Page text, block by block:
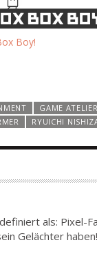
Boy!
GAME ATELIER
RYUICHI
als: Pixel-
Gelächter